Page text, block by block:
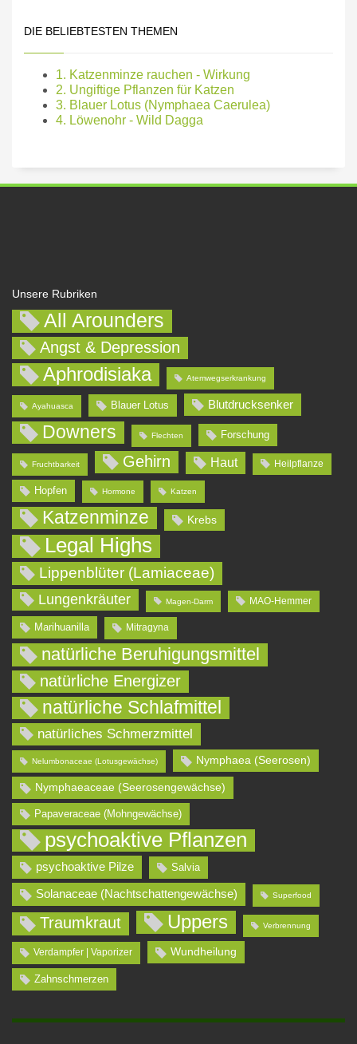
DIE BELIEBTESTEN THEMEN
1. Katzenminze rauchen - Wirkung
2. Ungiftige Pflanzen für Katzen
3. Blauer Lotus (Nymphaea Caerulea)
4. Löwenohr - Wild Dagga
Unsere Rubriken
All Arounders
Angst & Depression
Aphrodisiaka Atemwegserkrankung
Ayahuasca Blauer Lotus Blutdrucksenker
Downers Flechten Forschung
Fruchtbarkeit Gehirn Haut Heilpflanze
Hopfen Hormone Katzen
Katzenminze Krebs
Legal Highs
Lippenblüter (Lamiaceae)
Lungenkräuter Magen-Darm MAO-Hemmer
Marihuanilla Mitragyna
natürliche Beruhigungsmittel
natürliche Energizer
natürliche Schlafmittel
natürliches Schmerzmittel
Nelumbonaceae (Lotusgewächse) Nymphaea (Seerosen)
Nymphaeaceae (Seerosengewächse)
Papaveraceae (Mohngewächse)
psychoaktive Pflanzen
psychoaktive Pilze Salvia
Solanaceae (Nachtschattengewächse) Superfood
Traumkraut Uppers Verbrennung
Verdampfer | Vaporizer Wundheilung
Zahnschmerzen